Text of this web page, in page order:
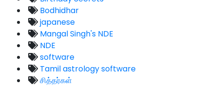
Bodhidhar
japanese
Mangal Singh's NDE
NDE
software
Tamil astrology software
சித்தர்கள்